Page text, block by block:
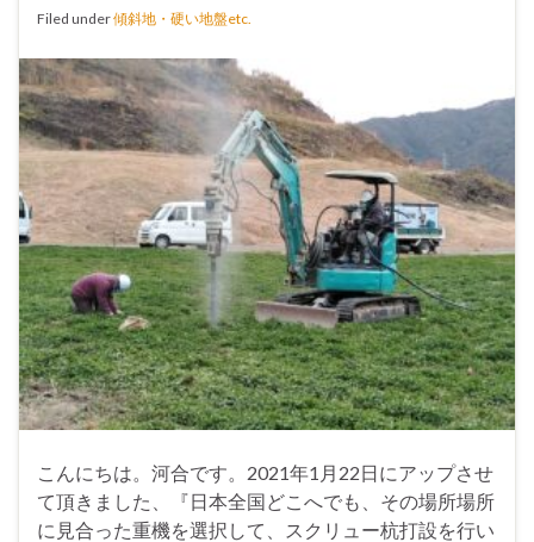
Filed under傾斜地・硬い地盤etc.
こんにちは。河合です。2021年1月22日にアップさせ
て頂きました、『日本全国どこへでも、その場所場所
に見合った重機を選択して、スクリュー杭打設を行い